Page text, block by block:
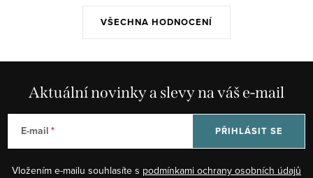
VŠECHNA HODNOCENÍ
Aktuální novinky a slevy na váš e-mail
E-mail
Vložením e-mailu souhlasíte s podmínkami ochrany osobních údajů
PŘIHLÁSIT SE